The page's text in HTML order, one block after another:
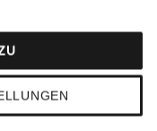
VAUDE